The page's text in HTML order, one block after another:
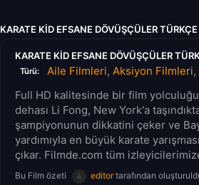
KARATE KID EFSANE DÖVÜŞÇÜLER
KARATE KID EFSANE DÖVÜŞÇÜLER
Türü: Aile Filmleri, Aksiyon Filmleri,
Full HD kalitesinde bir film
dehası Li Fong, New York'a
şampiyonunun dikkatini çeker ve
yardımıyla en büyük karate
çıkar. Filmde.com tüm
Bu Film özeti editortarafından